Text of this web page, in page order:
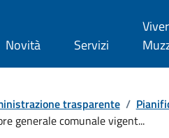
Novità Servizi
trasparente /
generale comunale vigent...